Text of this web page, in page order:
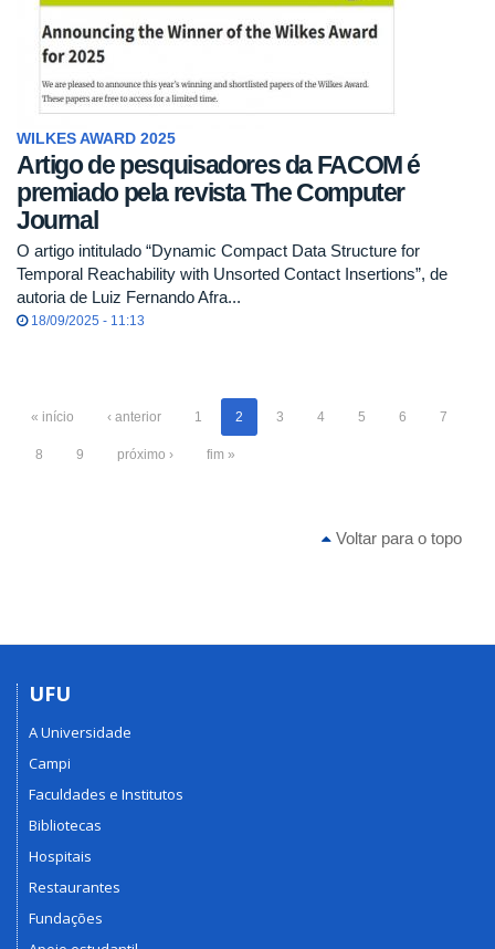
WILKES AWARD 2025
Artigo de pesquisadores da FACOM é
premiado pela revista The Computer
Journal
O artigo intitulado “Dynamic Compact Data Structure for
Temporal Reachability with Unsorted Contact Insertions”, de
autoria de Luiz Fernando Afra...
18/09/2025 - 11:13
« início ‹ anterior 1 2 3 4 5 6 7
8 9 próximo › fim »
Voltar para o topo
UFU
A Universidade
Campi
Faculdades e Institutos
Bibliotecas
Hospitais
Restaurantes
Fundações